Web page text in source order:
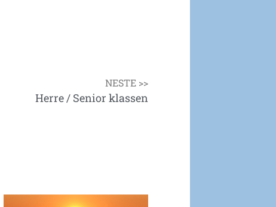
NESTE >>
Herre / Senior klassen